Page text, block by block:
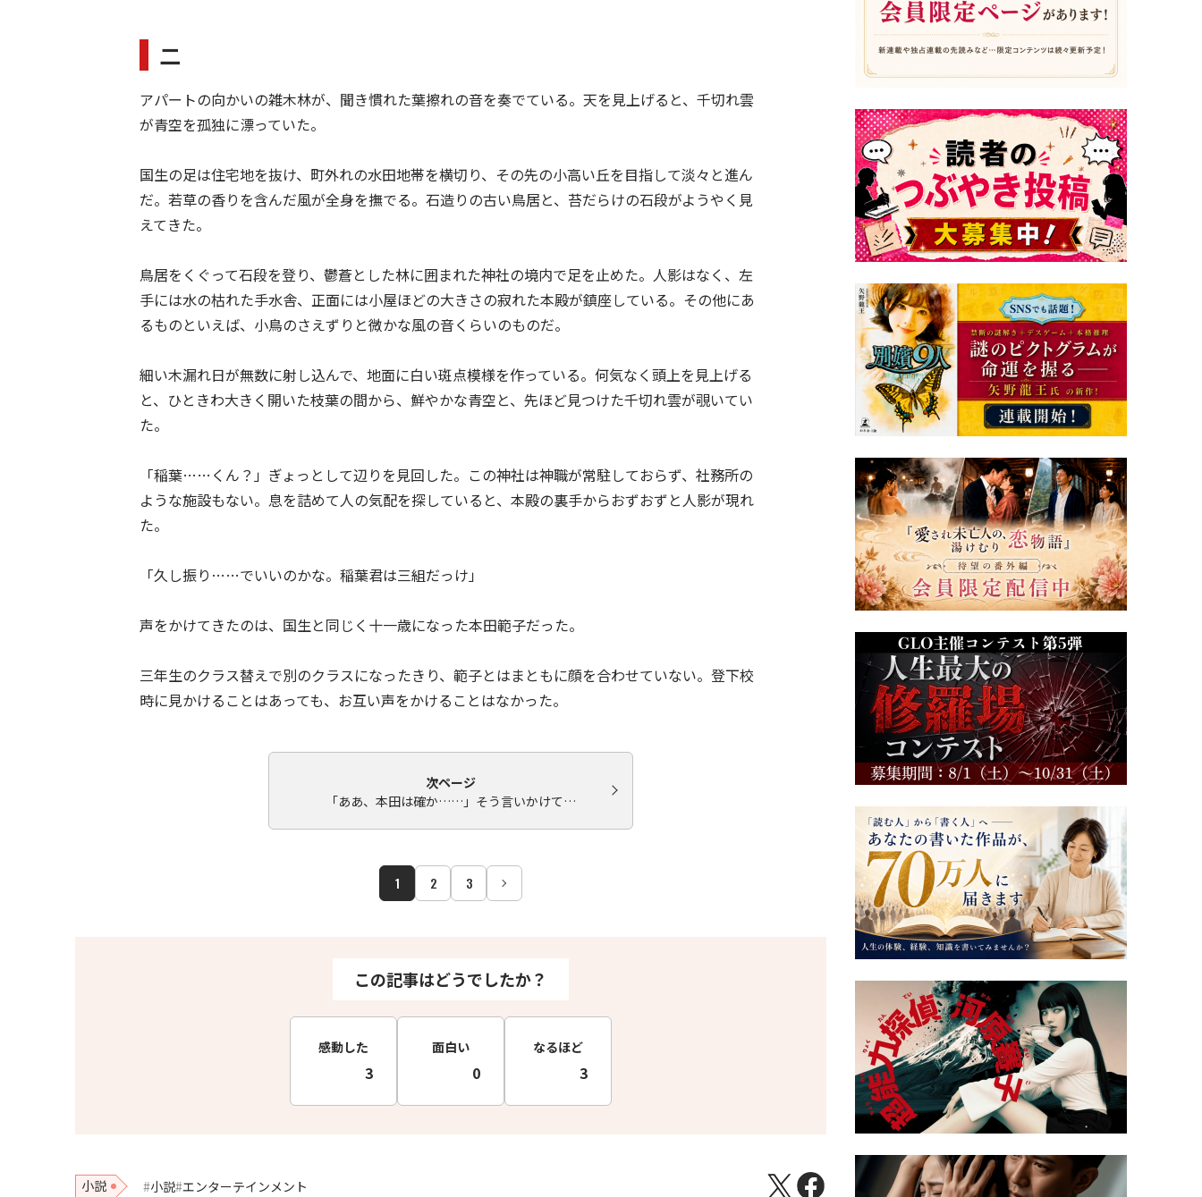
二
アパートの向かいの雑木林が、聞き慣れた葉擦れの音を奏でている。天を見上げると、千切れ雲
が青空を孤独に漂っていた。
国生の足は住宅地を抜け、町外れの水田地帯を横切り、その先の小高い丘を目指して淡々と進ん
だ。若草の香りを含んだ風が全身を撫でる。石造りの古い鳥居と、苔だらけの石段がようやく見
えてきた。
鳥居をくぐって石段を登り、鬱蒼とした林に囲まれた神社の境内で足を止めた。人影はなく、左
手には水の枯れた手水舎、正面には小屋ほどの大きさの寂れた本殿が鎮座している。その他にあ
るものといえば、小鳥のさえずりと微かな風の音くらいのものだ。
細い木漏れ日が無数に射し込んで、地面に白い斑点模様を作っている。何気なく頭上を見上げる
と、ひときわ大きく開いた枝葉の間から、鮮やかな青空と、先ほど見つけた千切れ雲が覗いてい
た。
「稲葉……くん？」ぎょっとして辺りを見回した。この神社は神職が常駐しておらず、社務所の
ような施設もない。息を詰めて人の気配を探していると、本殿の裏手からおずおずと人影が現れ
た。
「久し振り……でいいのかな。稲葉君は三組だっけ」
声をかけてきたのは、国生と同じく十一歳になった本田範子だった。
三年生のクラス替えで別のクラスになったきり、範子とはまともに顔を合わせていない。登下校
時に見かけることはあっても、お互い声をかけることはなかった。
次ページ
「ああ、本田は確か……」そう言いかけて…
1 2 3
この記事はどうでしたか？
感動した
3
面白い
0
なるほど
3
小説 小説 エンターテインメント